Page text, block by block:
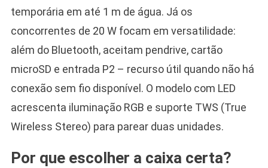
temporária em até 1 m de água. Já os
concorrentes de 20 W focam em versatilidade:
além do Bluetooth, aceitam pendrive, cartão
microSD e entrada P2 – recurso útil quando não há
conexão sem fio disponível. O modelo com LED
acrescenta iluminação RGB e suporte TWS (True
Wireless Stereo) para parear duas unidades.
Por que escolher a caixa certa?